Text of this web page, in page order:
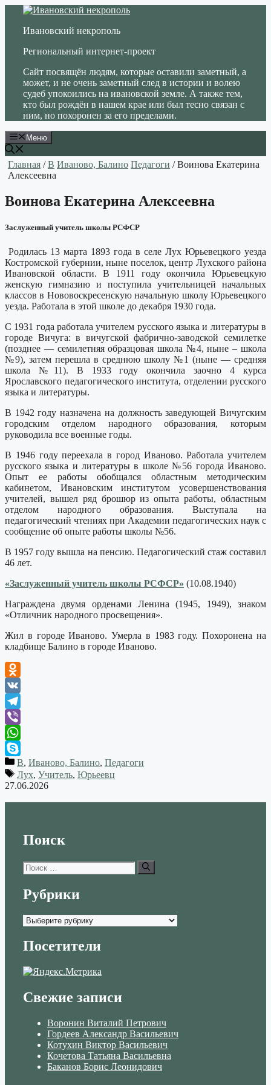
Перейти
содержимому
Ивановский некрополь
Региональный интернет-проект
Сайт посвящён людям, которые оставили заметный, а
может, и не очень заметный след в истории и волею
судеб упокоились на ивановской земле. А также тем,
кто был рождён в нашем крае или был тесно связан с
ним, но похоронен за его пределами.
Меню
Главная /В Иваново, Балино Педагоги / Воинова Екатерина
Алексеевна
Воинова Екатерина Алексеевна
Заслуженный учитель школы РСФСР
Родилась 13 марта 1893 года в селе Лух Юрьевецкого уезда
Костромской губернии, ныне поселок, центр Лухского района
Ивановской области. В 1911 году окончила Юрьевецкую
женскую гимназию и поступила учительницей начальных
классов в Нововоскресенскую начальную школу Юрьевецкого
уезда. Работала в этой школе до декабря 1930 года.
С 1931 года работала учителем русского языка и литературы в
городе Вичуга: в вичугской фабрично-заводской семилетке
(позднее — семилетняя образцовая школа №4, ныне – школа
№9), затем перешла в среднюю школу №1 (ныне — средняя
школа №11). В 1933 году окончила заочно 4 курса
Ярославского педагогического института, отделении русского
языка и литературы.
В 1942 году назначена на должность заведующей Вичугским
городским отделом народного образования, которым
руководила все военные годы.
В 1946 году переехала в город Иваново. Работала учителем
русского языка и литературы в школе №56 города Иваново.
Опыт ее работы обобщался областным методическим
кабинетом, Ивановским институтом усовершенствования
учителей, вышел ряд брошюр из опыта работы, областным
отделом народного образования. Выступала на
педагогический чтениях при Академии педагогических наук с
сообщение об опыте работы школы №56.
В 1957 году вышла на пенсию. Педагогический стаж составил
46 лет.
«Заслуженный учитель школы РСФСР» (10.08.1940)
Награждена двумя орденами Ленина (1945, 1949), знаком
«Отличник народного просвещения».
Жил в городе Иваново. Умерла в 1983 году. Похоронена на
кладбище Балино в городе Иваново.
Odnoklassniki
VK
Telegram
Viber
WhatsApp
Skype
В, Иваново, Балино, Педагоги
Лух, Учитель, Юрьеевц
27.06.2026
Поиск
Поиск:
Рубрики
Рубрики
Посетители
Свежие записи
Воронин Виталий Петрович
Гордеев Александр Васильевич
Котухин Виктор Васильевич
Кочетова Татьяна Васильевна
Баканов Борис Леонидович